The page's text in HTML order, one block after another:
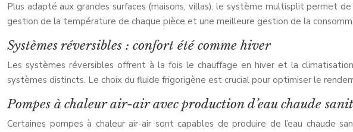
Plus adapté aux grandes surfaces (maisons, villas), le système multisplit permet
gestion de la température de chaque pièce et une meilleure gestion de la
Systèmes réversibles : confort été comme hiver
Les systèmes réversibles offrent à la fois le chauffage en hiver et la
systèmes distincts. Le choix du fluide frigorigène est crucial pour optimiser le
Pompes à chaleur air-air avec production d’eau chaude
Certaines pompes à chaleur air-air sont capables de produire de l’eau chaude